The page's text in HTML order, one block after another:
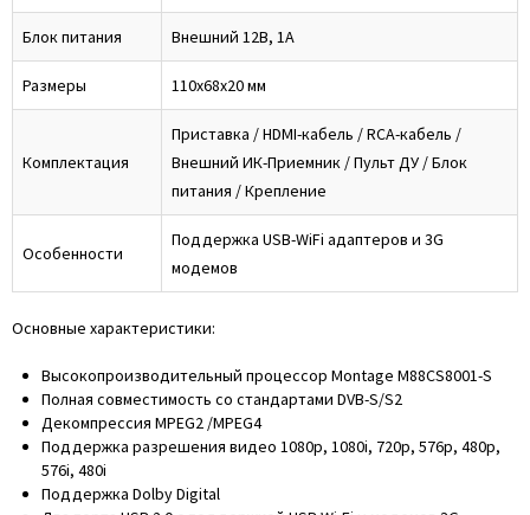
Блок питания Внешний 12В, 1А
Размеры 110x68x20 мм
Комплектация
Приставка / HDMI-кабель / RCA-кабель /
Внешний ИК-Приемник / Пульт ДУ / Блок
питания / Крепление
Особенности
Поддержка USB-WiFi адаптеров и 3G
модемов
Основные характеристики:
Высокопроизводительный процессор Montage M88CS8001-S
Полная совместимость со стандартами DVB-S/S2
Декомпрессия MPEG2 /MPEG4
Поддержка разрешения видео 1080p, 1080i, 720p, 576p, 480p,
576i, 480i
Поддержка Dolby Digital